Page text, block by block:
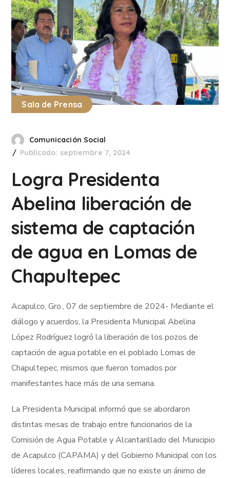
Sala de Prensa
Comunicación Social
Publicado: septiembre 7, 2024
Logra Presidenta
Abelina liberación de
sistema de captación
de agua en Lomas de
Chapultepec
Acapulco, Gro., 07 de septiembre de 2024- Mediante el
diálogo y acuerdos, la Presidenta Municipal Abelina
López Rodríguez logró la liberación de los pozos de
captación de agua potable en el poblado Lomas de
Chapultepec, mismos que fueron tomados por
manifestantes hace más de una semana.
La Presidenta Municipal informó que se abordaron
distintas mesas de trabajo entre funcionarios de la
Comisión de Agua Potable y Alcantarillado del Municipio
de Acapulco (CAPAMA) y del Gobierno Municipal con los
líderes locales, reafirmando que no existe un ánimo de